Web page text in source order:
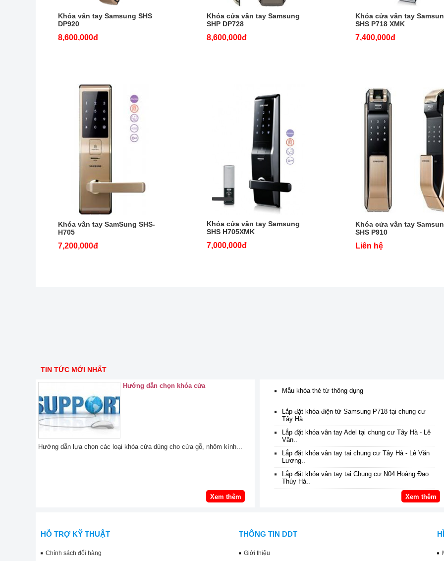
Khóa vân tay Samsung SHS
DP920
8,600,000đ
Khóa cửa vân tay Samsung
SHP DP728
8,600,000đ
Khóa cửa vân tay
SHS P718 XMK
7,400,000đ
Khóa vân tay SamSung SHS-
H705
7,200,000đ
Khóa cửa vân tay Samsung
SHS H705XMK
7,000,000đ
Khóa cửa vân tay
SHS P910
Liên hệ
TIN TỨC MỚI NHẤT
Hướng dẫn chọn khóa cửa
Hướng dẫn lựa chọn các loại khóa cửa dùng cho cửa gỗ, nhôm kính...
Xem thêm
Mẫu khóa thẻ từ thông dụng
Lắp đặt khóa điện tử Samsung P718 tại chung cư
Tây Hà
Lắp đặt khóa vân tay Adel tại chung cư Tây Hà - Lê
Văn..
Lắp đặt khóa vân tay tại chung cư Tây Hà - Lê Văn
Lương..
Lắp đặt khóa vân tay tại Chung cư N04 Hoàng Đạo
Thúy Hà..
Xem thêm
HỖ TRỢ KỸ THUẬT
Chính sách đổi hàng
THÔNG TIN DDT
Giới thiệu